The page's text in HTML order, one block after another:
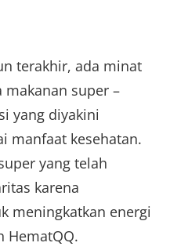
terakhir, ada minat
super –
yang diyakini
manfaat kesehatan.
yang telah
karena
meningkatkan energi
HematQQ.